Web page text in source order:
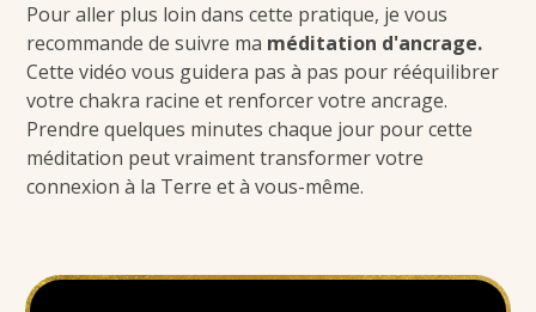
Pour aller plus loin dans cette pratique, je vous
recommande de suivre ma méditation d'ancrage.
Cette vidéo vous guidera pas à pas pour rééquilibrer
votre chakra racine et renforcer votre ancrage.
Prendre quelques minutes chaque jour pour cette
méditation peut vraiment transformer votre
connexion à la Terre et à vous-même.